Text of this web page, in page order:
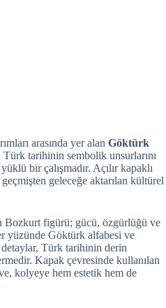
arasında yer alan Göktürk
Türk tarihinin sembolik unsurlarını
bir çalışmadır. Açılır kapaklı
geleceğe aktarılan kültürel
Bozkurt figürü; gücü, özgürlüğü ve
yüzünde Göktürk alfabesi ve
Türk tarihinin derin
Kapak çevresinde kullanılan
kolyeye hem estetik hem de